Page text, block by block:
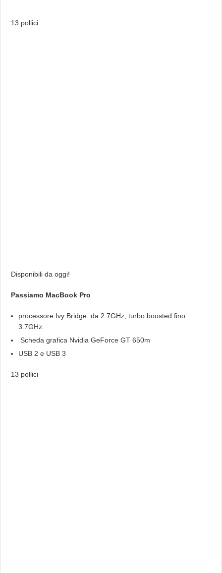
13 pollici
Disponibili da oggi!
Passiamo MacBook Pro
processore Ivy Bridge. da 2.7GHz, turbo boosted fino
3.7GHz.
Scheda grafica Nvidia GeForce GT 650m
USB 2 e USB 3
13 pollici